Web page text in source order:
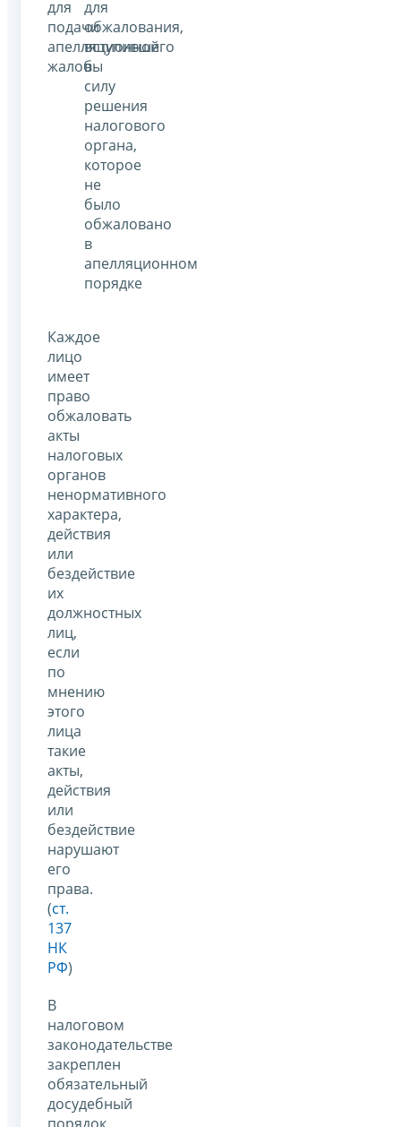
для
подачи
апелляционной
жалобы
для
обжалования,
вступившего
в
силу
решения
налогового
органа,
которое
не
было
обжаловано
в
апелляционном
порядке
Каждое
лицо
имеет
право
обжаловать
акты
налоговых
органов
ненормативного
характера,
действия
или
бездействие
их
должностных
лиц,
если
по
мнению
этого
лица
такие
акты,
действия
или
бездействие
нарушают
его
права.
(ст.
137
НК
РФ)
В
налоговом
законодательстве
закреплен
обязательный
досудебный